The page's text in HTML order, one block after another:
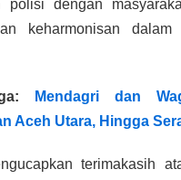
polisi dengan
keharmonisan
Mendagri dan
Aceh Utara, Hingga
terimakasih